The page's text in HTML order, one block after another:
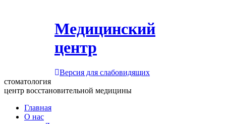
Медицинский
центр
Версия для слабовидящих
стоматология
центр восстановительной медицины
Главная
О нас